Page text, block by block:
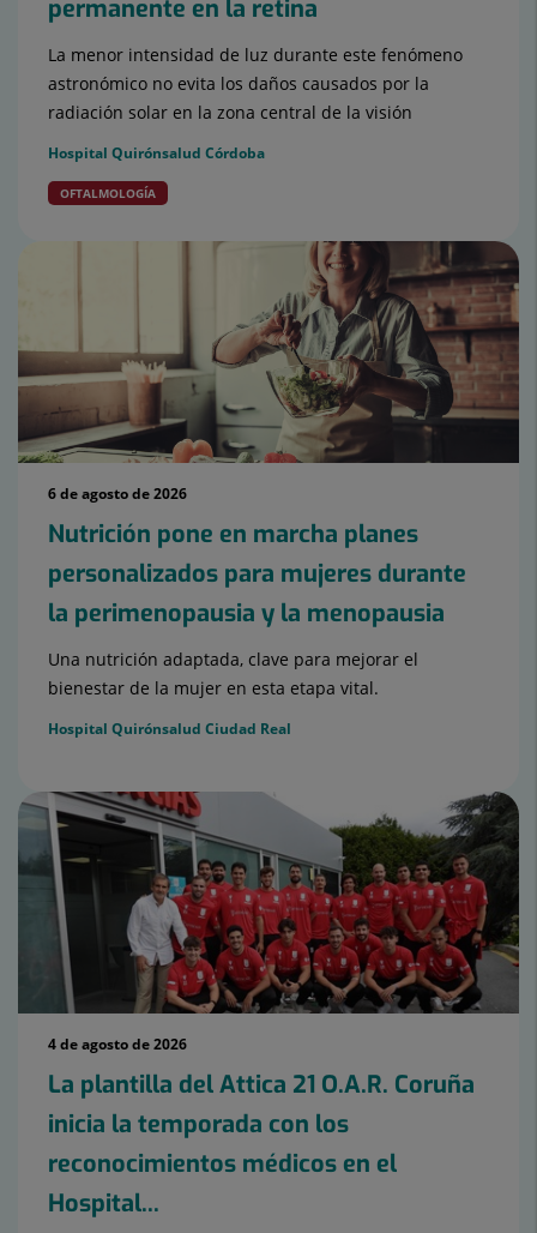
permanente en la retina
La menor intensidad de luz durante este fenómeno
astronómico no evita los daños causados por la
radiación solar en la zona central de la visión
Hospital Quirónsalud Córdoba
OFTALMOLOGÍA
6 de agosto de 2026
Nutrición pone en marcha planes
personalizados para mujeres durante
la perimenopausia y la menopausia
Una nutrición adaptada, clave para mejorar el
bienestar de la mujer en esta etapa vital.
Hospital Quirónsalud Ciudad Real
4 de agosto de 2026
La plantilla del Attica 21 O.A.R. Coruña
inicia la temporada con los
reconocimientos médicos en el
Hospital...